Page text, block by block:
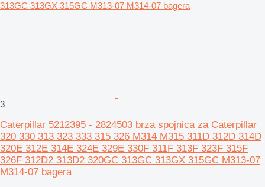
3
Caterpillar 5212395 - 2824503 brza spojnica za Caterpillar
320 330 313 323 333 315 326 M314 M315 311D 312D 314D
320E 312E 314E 324E 329E 330F 311F 313F 323F 315F
326F 312D2 313D2 320GC 313GC 313GX 315GC M313-07
M314-07 bagera